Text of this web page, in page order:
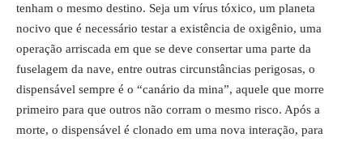
tenham o mesmo destino. Seja um vírus tóxico, um planeta
nocivo que é necessário testar a existência de oxigênio, uma
operação arriscada em que se deve consertar uma parte da
fuselagem da nave, entre outras circunstâncias perigosas, o
dispensável sempre é o “canário da mina”, aquele que morre
primeiro para que outros não corram o mesmo risco. Após a
morte, o dispensável é clonado em uma nova interação, para